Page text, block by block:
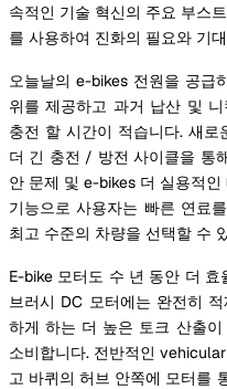
속적인 기술 혁신의 주요 부스
를 사용하여 진화의 필요와 기
오늘날의 e-bikes 전원을 공급
위를 제공하고 과거 납산 및
충전 할 시간이 적습니다. 새
더 긴 충전 / 방전 사이클을 통
안 문제 및 e-bikes 더 실용적
기능으로 사용자는 빠른 연료
최고 수준의 차량을 선택할 수
E-bike 모터도 수 년 동안 더 효
브러시 DC 모터에는 완전히
하게 하는 더 높은 토크 산출
소비합니다. 전반적인
고 바퀴의 허브 안쪽에 모터를